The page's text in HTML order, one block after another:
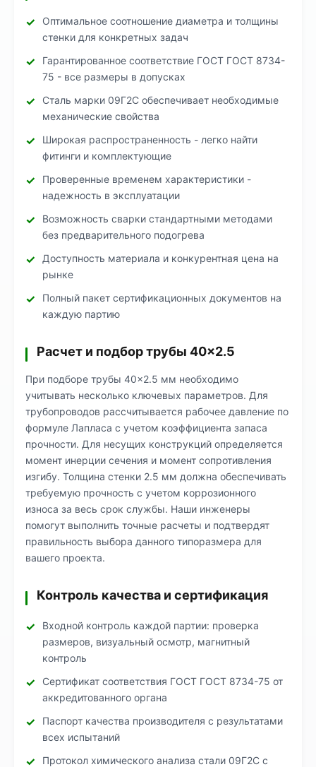
Оптимальное соотношение диаметра и толщины
стенки для конкретных задач
Гарантированное соответствие ГОСТ ГОСТ 8734-
75 - все размеры в допусках
Сталь марки 09Г2С обеспечивает необходимые
механические свойства
Широкая распространенность - легко найти
фитинги и комплектующие
Проверенные временем характеристики -
надежность в эксплуатации
Возможность сварки стандартными методами
без предварительного подогрева
Доступность материала и конкурентная цена на
рынке
Полный пакет сертификационных документов на
каждую партию
Расчет и подбор трубы 40×2.5
При подборе трубы 40×2.5 мм необходимо
учитывать несколько ключевых параметров. Для
трубопроводов рассчитывается рабочее давление по
формуле Лапласа с учетом коэффициента запаса
прочности. Для несущих конструкций определяется
момент инерции сечения и момент сопротивления
изгибу. Толщина стенки 2.5 мм должна обеспечивать
требуемую прочность с учетом коррозионного
износа за весь срок службы. Наши инженеры
помогут выполнить точные расчеты и подтвердят
правильность выбора данного типоразмера для
вашего проекта.
Контроль качества и сертификация
Входной контроль каждой партии: проверка
размеров, визуальный осмотр, магнитный
контроль
Сертификат соответствия ГОСТ ГОСТ 8734-75 от
аккредитованного органа
Паспорт качества производителя с результатами
всех испытаний
Протокол химического анализа стали 09Г2С с